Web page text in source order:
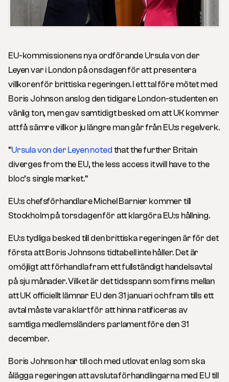
EU-kommissionens nya ordförande Ursula von der
Leyen var i London på onsdagen för att presentera
villkoren för brittiska regeringen. I ett tal före mötet med
Boris Johnson anslog den tidigare London-studenten en
vänlig ton, men gav samtidigt besked om att UK kommer
att få sämre villkor ju längre man går från EU:s regelverk.
”Ursula von der Leyen noted that the further Britain
diverges from the EU, the less access it will have to the
bloc’s single market.”
EU:s chefsförhandlare Michel Barnier kommer till
Stockholm på torsdagen för att klargöra EU:s hållning.
EU:s tydliga besked till den brittiska regeringen är för det
första att Boris Johnsons tidtabell inte håller. Det är
omöjligt att förhandla fram ett fullständigt handelsavtal
på sju månader. Vilket är det tidsspann som finns mellan
att UK officiellt lämnar EU den 31 januari och fram tills ett
avtal måste vara klart för att hinna ratificeras av
samtliga medlemsländers parlament före den 31
december.
Boris Johnson har till och med utlovat en lag som ska
ålägga regeringen att avsluta förhandlingarna med EU till